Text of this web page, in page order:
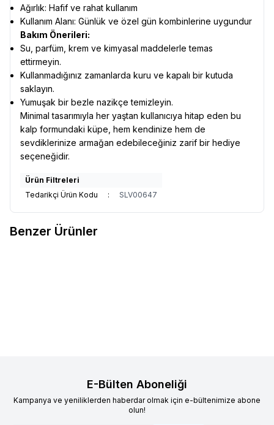
Ağırlık: Hafif ve rahat kullanım
Kullanım Alanı: Günlük ve özel gün kombinlerine uygundur
Bakım Önerileri:
Su, parfüm, krem ve kimyasal maddelerle temas
ettirmeyin.
Kullanmadığınız zamanlarda kuru ve kapalı bir kutuda
saklayın.
Yumuşak bir bezle nazikçe temizleyin.
Minimal tasarımıyla her yaştan kullanıcıya hitap eden bu
kalp formundaki küpe, hem kendinize hem de
sevdiklerinize armağan edebileceğiniz zarif bir hediye
seçeneğidir.
Ürün Filtreleri
Tedarikçi Ürün Kodu
: SLV00647
Benzer Ürünler
E-Bülten Aboneliği
Kampanya ve yeniliklerden haberdar olmak için e-bültenimize abone
olun!